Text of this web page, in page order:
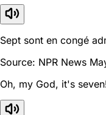
Sept sont en congé
Source: NPR News
Oh, my God, it's